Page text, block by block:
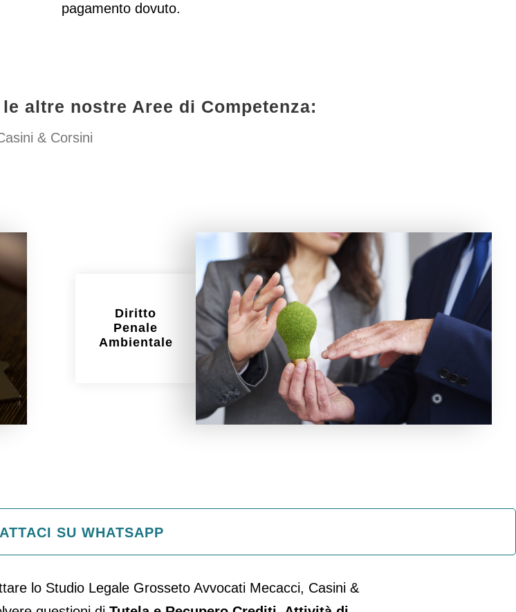
pagamento dovuto.
altre nostre Aree di Competenza:
& Corsini
Succession
i Eredità
Testamento
Successioni Eredità
Testamento
Diritto
Penale
Ambientale
Diritto Penale Ambientale
SU WHATSAPP
lo Studio Legale Grosseto Avvocati Mecacci, Casini &